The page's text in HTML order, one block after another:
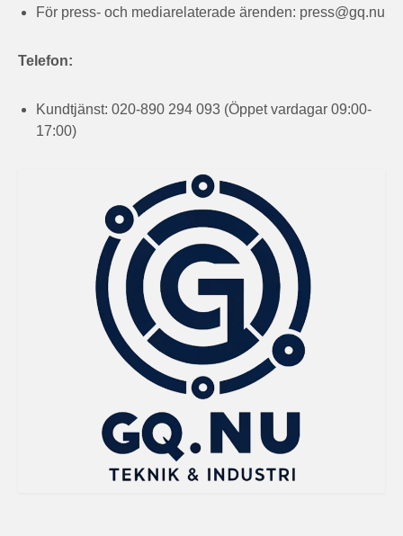
För press- och mediarelaterade ärenden: press@gq.nu
Telefon:
Kundtjänst: 020-890 294 093 (Öppet vardagar 09:00-
17:00)